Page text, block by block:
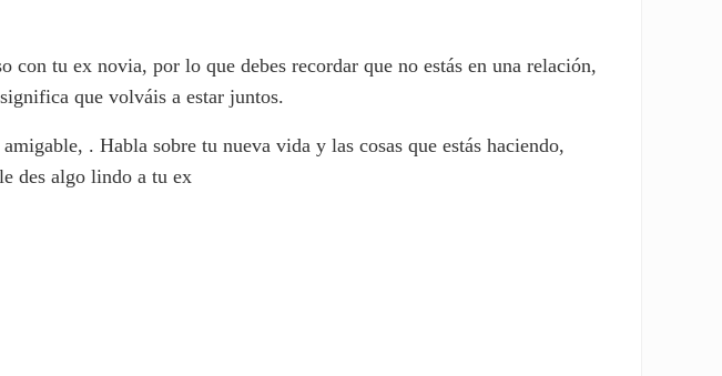
con tu ex novia, por lo que debes recordar que no estás en una relación,
que volváis a estar juntos.
. Habla sobre tu nueva vida y las cosas que estás haciendo,
des algo lindo a tu ex